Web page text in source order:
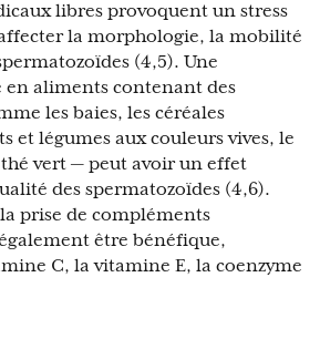
libres provoquent un stress
la morphologie, la mobilité
(4,5). Une
aliments contenant des
les baies, les céréales
et légumes aux couleurs vives, le
vert — peut avoir un effet
des spermatozoïdes (4,6).
prise de compléments
être bénéfique,
C, la vitamine E, la coenzyme